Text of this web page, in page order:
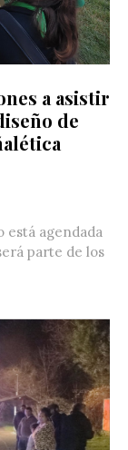
a asistir
de
está agendada
parte de los